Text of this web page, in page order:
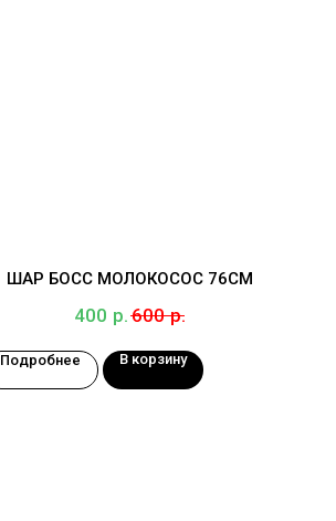
ШАР БОСС МОЛОКОСОС 76СМ
400 р.600 р.
Подробнее В корзину